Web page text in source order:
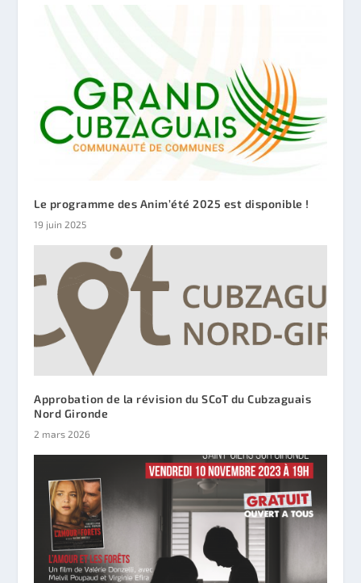
Le programme des Anim’été 2025 est disponible !
19 juin 2025
Approbation de la révision du SCoT du Cubzaguais
Nord Gironde
2 mars 2026